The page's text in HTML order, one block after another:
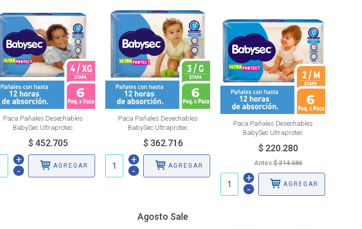
Paca Pañales Desechables
BabySec Ultraprotec
+
-
AGREGAR
Paca Pañales Desechables
BabySec Ultraprotec
+
-
AGREGAR
Paca Pañales Desechables
BabySec Ultraprotec
Antes:
+
-
AGREGAR
Agosto Sale